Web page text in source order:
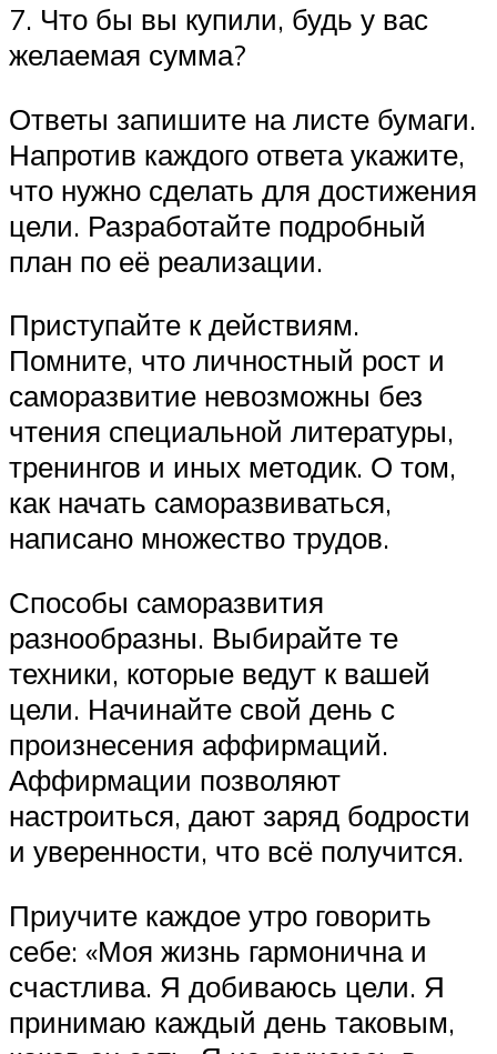
7. Что бы вы купили, будь у вас
желаемая сумма?
Ответы запишите на листе бумаги.
Напротив каждого ответа укажите,
что нужно сделать для достижения
цели. Разработайте подробный
план по её реализации.
Приступайте к действиям.
Помните, что личностный рост и
саморазвитие невозможны без
чтения специальной литературы,
тренингов и иных методик. О том,
как начать саморазвиваться,
написано множество трудов.
Способы саморазвития
разнообразны. Выбирайте те
техники, которые ведут к вашей
цели. Начинайте свой день с
произнесения аффирмаций.
Аффирмации позволяют
настроиться, дают заряд бодрости
и уверенности, что всё получится.
Приучите каждое утро говорить
себе: «Моя жизнь гармонична и
счастлива. Я добиваюсь цели. Я
принимаю каждый день таковым,